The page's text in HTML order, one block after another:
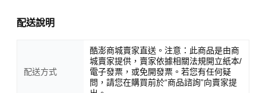
配送說明
配送方式
酷澎商城賣家直送。注意：此商品是由商
城賣家提供，賣家依據相關法規開立紙本/
電子發票，或免開發票。若您有任何疑
問，請您在購買前於“商品諮詢”向賣家提